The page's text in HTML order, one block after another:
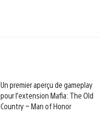
Un premier aperçu de gameplay
pour l’extension Mafia: The Old
Country – Man of Honor